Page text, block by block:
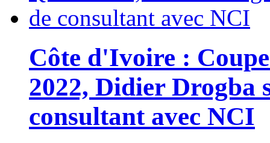
Côte d'Ivoire :
2022, Didier Drogba
consultant avec NCI